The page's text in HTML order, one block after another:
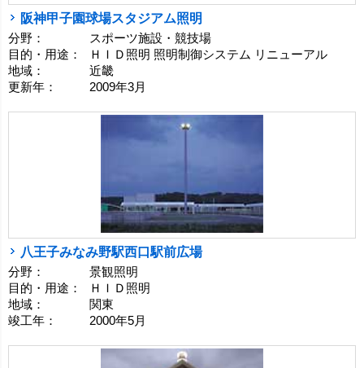
阪神甲子園球場スタジアム照明
分野：
スポーツ施設・競技場
目的・用途：
ＨＩＤ照明 照明制御システム リニューアル
地域：
近畿
更新年：
2009年3月
八王子みなみ野駅西口駅前広場
分野：
景観照明
目的・用途：
ＨＩＤ照明
地域：
関東
竣工年：
2000年5月